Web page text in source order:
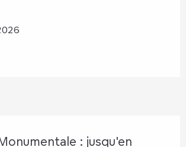
: jusqu'en